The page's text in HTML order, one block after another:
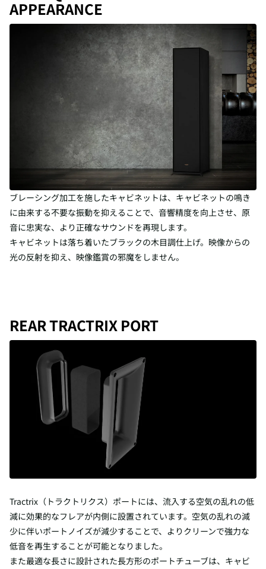
APPEARANCE
ブレーシング加工を施したキャビネットは、キャビネットの鳴き
に由来する不要な振動を抑えることで、音響精度を向上させ、原
音に忠実な、より正確なサウンドを再現します。
キャビネットは落ち着いたブラックの木目調仕上げ。映像からの
光の反射を抑え、映像鑑賞の邪魔をしません。
REAR TRACTRIX PORT
Tractrix（トラクトリクス）ポートには、流入する空気の乱れの低
減に効果的なフレアが内側に設置されています。空気の乱れの減
少に伴いポートノイズが減少することで、よりクリーンで強力な
低音を再生することが可能となりました。
また最適な長さに設計された長方形のポートチューブは、キャビ